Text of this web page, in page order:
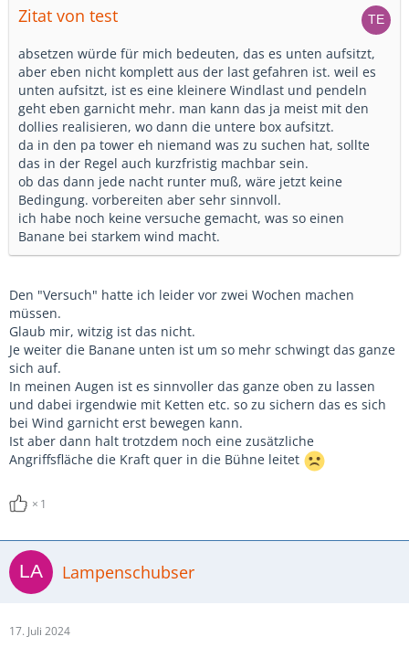
Zitat von test
absetzen würde für mich bedeuten, das es unten aufsitzt,
aber eben nicht komplett aus der last gefahren ist. weil es
unten aufsitzt, ist es eine kleinere Windlast und pendeln
geht eben garnicht mehr. man kann das ja meist mit den
dollies realisieren, wo dann die untere box aufsitzt.
da in den pa tower eh niemand was zu suchen hat, sollte
das in der Regel auch kurzfristig machbar sein.
ob das dann jede nacht runter muß, wäre jetzt keine
Bedingung. vorbereiten aber sehr sinnvoll.
ich habe noch keine versuche gemacht, was so einen
Banane bei starkem wind macht.
Den "Versuch" hatte ich leider vor zwei Wochen machen
müssen.
Glaub mir, witzig ist das nicht.
Je weiter die Banane unten ist um so mehr schwingt das ganze
sich auf.
In meinen Augen ist es sinnvoller das ganze oben zu lassen
und dabei irgendwie mit Ketten etc. so zu sichern das es sich
bei Wind garnicht erst bewegen kann.
Ist aber dann halt trotzdem noch eine zusätzliche
Angriffsfläche die Kraft quer in die Bühne leitet
1
Lampenschubser
17. Juli 2024